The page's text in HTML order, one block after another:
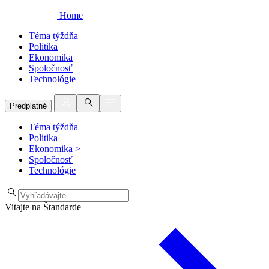
Home
Téma týždňa
Politika
Ekonomika
Spoločnosť
Technológie
Predplatné
Téma týždňa
Politika
Ekonomika >
Spoločnosť
Technológie
Vitajte na Štandarde